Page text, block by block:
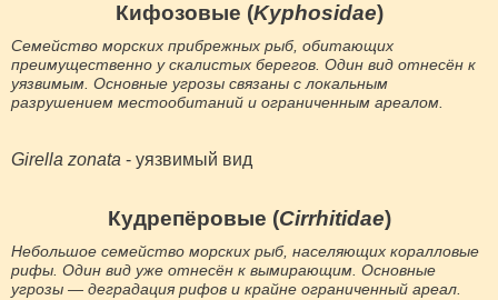
Кифозовые (Kyphosidae)
Семейство морских прибрежных рыб, обитающих
преимущественно у скалистых берегов. Один вид отнесён к
уязвимым. Основные угрозы связаны с локальным
разрушением местообитаний и ограниченным ареалом.
Girella zonata - уязвимый вид
Кудрепёровые (Cirrhitidae)
Небольшое семейство морских рыб, населяющих коралловые
рифы. Один вид уже отнесён к вымирающим. Основные
угрозы — деградация рифов и крайне ограниченный ареал.